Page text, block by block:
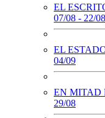
EL
07/08 - 22/08
EL
04/09
EN MITAD
29/08